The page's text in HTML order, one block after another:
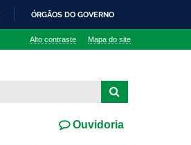
ÓRGÃOS DO GOVERNO
Alto contraste Mapa do site
Ouvidoria